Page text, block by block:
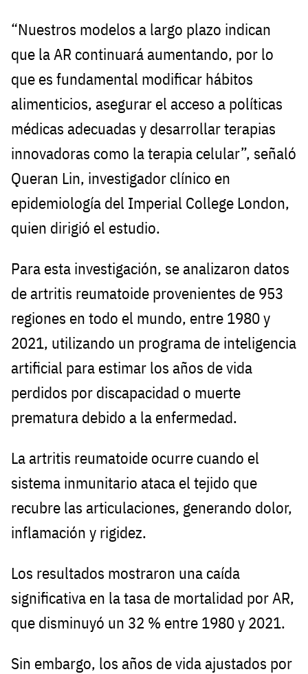
“Nuestros modelos a largo plazo indican
que la AR continuará aumentando, por lo
que es fundamental modificar hábitos
alimenticios, asegurar el acceso a políticas
médicas adecuadas y desarrollar terapias
innovadoras como la terapia celular”, señaló
Queran Lin, investigador clínico en
epidemiología del Imperial College London,
quien dirigió el estudio.
Para esta investigación, se analizaron datos
de artritis reumatoide provenientes de 953
regiones en todo el mundo, entre 1980 y
2021, utilizando un programa de inteligencia
artificial para estimar los años de vida
perdidos por discapacidad o muerte
prematura debido a la enfermedad.
La artritis reumatoide ocurre cuando el
sistema inmunitario ataca el tejido que
recubre las articulaciones, generando dolor,
inflamación y rigidez.
Los resultados mostraron una caída
significativa en la tasa de mortalidad por AR,
que disminuyó un 32 % entre 1980 y 2021.
Sin embargo, los años de vida ajustados por